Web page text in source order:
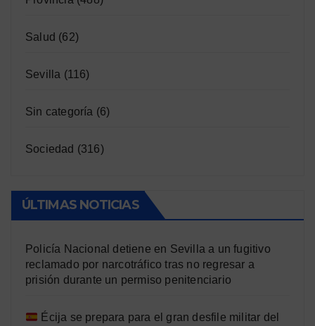
Salud (62)
Sevilla (116)
Sin categoría (6)
Sociedad (316)
ÚLTIMAS NOTICIAS
Policía Nacional detiene en Sevilla a un fugitivo
reclamado por narcotráfico tras no regresar a
prisión durante un permiso penitenciario
Écija se prepara para el gran desfile militar del